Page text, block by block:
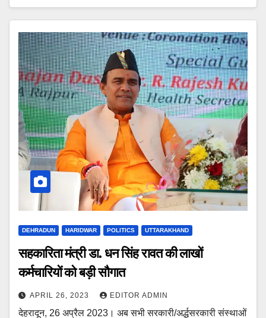
DEHRADUN HARIDWAR POLITICS UTTARAKHAND
सहकारिता मंत्री डा. धन सिंह रावत की लाखों
कर्मचारियों को बड़ी सौगात
APRIL 26, 2023 EDITOR ADMIN
देहरादून, 26 अप्रैल 2023। अब सभी सरकारी/अर्द्धसरकारी संस्थाओं